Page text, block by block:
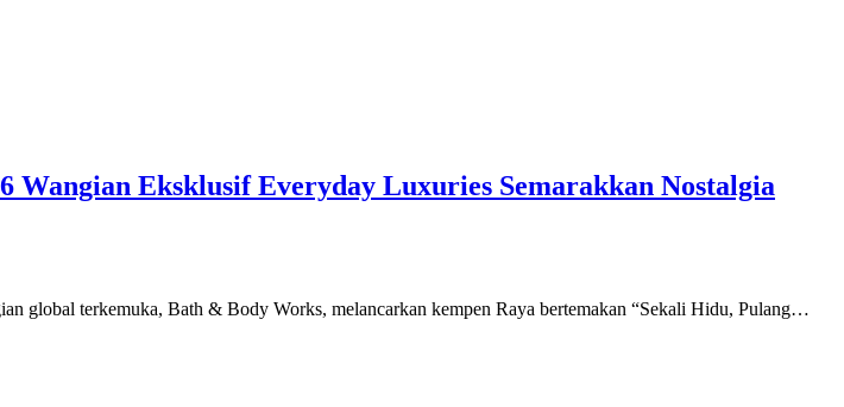
Eksklusif Everyday Luxuries Semarakkan Nostalgia
global terkemuka, Bath & Body Works, melancarkan kempen Raya bertemakan “Sekali Hidu, Pulang…